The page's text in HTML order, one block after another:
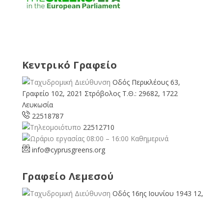
Κεντρικό Γραφείο
Οδός Περικλέους 63,
Γραφείο 102, 2021 Στρόβολος Τ.Θ.: 29682, 1722
Λευκωσία
22518787
22512710
08:00 – 16:00 Καθημερινά
info@cyprusgreens.org
Γραφείο Λεμεσού
Οδός 16ης Ιουνίου 1943 12,